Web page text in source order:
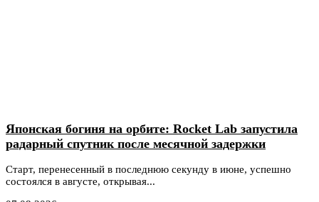
Японская богиня на орбите: Rocket Lab запустила
радарный спутник после месячной задержки
Старт, перенесенный в последнюю секунду в июне, успешно
состоялся в августе, открывая...